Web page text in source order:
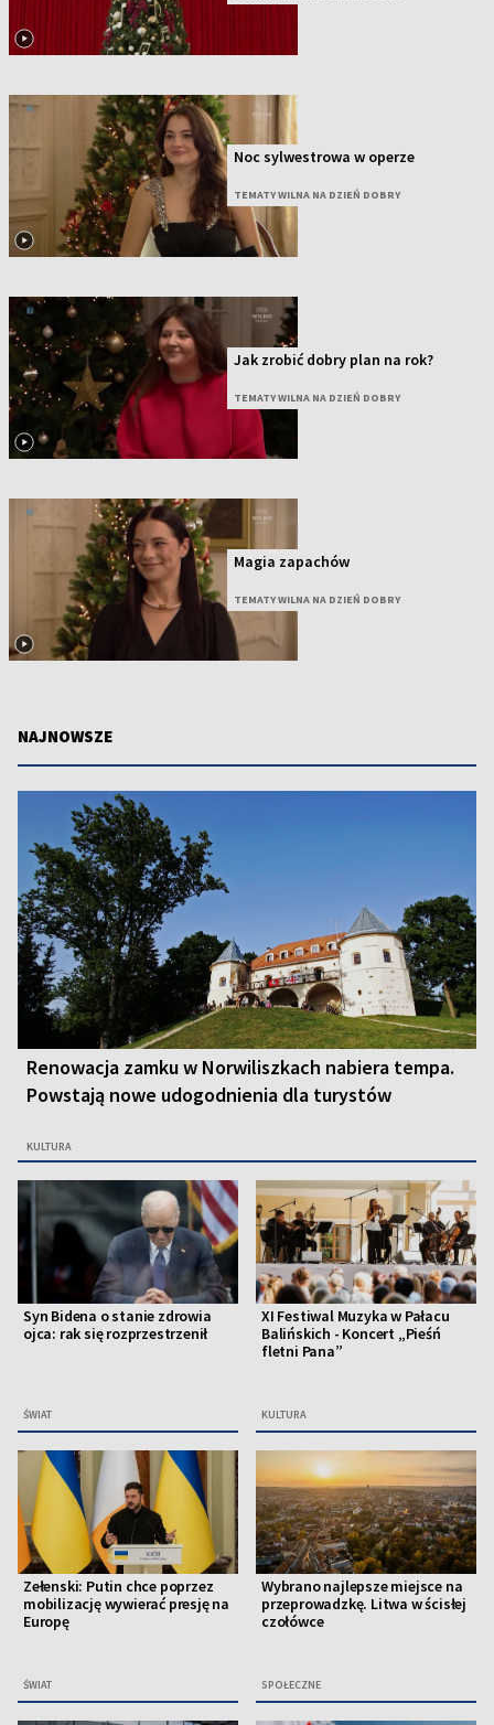
Noc sylwestrowa w operze
TEMATY WILNA NA DZIEŃ DOBRY
Jak zrobić dobry plan na rok?
TEMATY WILNA NA DZIEŃ DOBRY
Magia zapachów
TEMATY WILNA NA DZIEŃ DOBRY
NAJNOWSZE
Renowacja zamku w Norwiliszkach nabiera tempa.
Powstają nowe udogodnienia dla turystów
KULTURA
Syn Bidena o stanie zdrowia
ojca: rak się rozprzestrzenił
ŚWIAT
XI Festiwal Muzyka w Pałacu
Balińskich - Koncert „Pieśń
fletni Pana”
KULTURA
Zełenski: Putin chce poprzez
mobilizację wywierać presję na
Europę
ŚWIAT
Wybrano najlepsze miejsce na
przeprowadzkę. Litwa w ścisłej
czołówce
SPOŁECZNE